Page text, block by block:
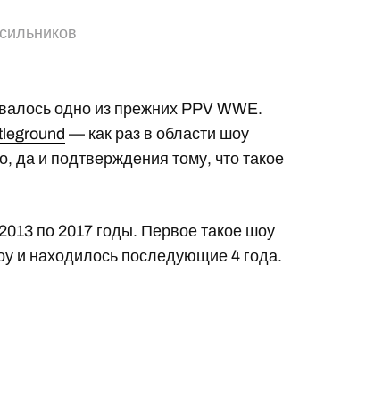
одно из прежних PPV WWE.
— как раз в области шоу
да и подтверждения тому, что такое
по 2017 годы. Первое такое шоу
и находилось последующие 4 года.